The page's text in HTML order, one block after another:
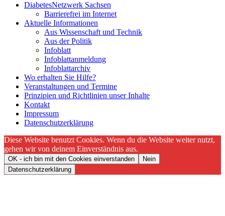
DiabetesNetzwerk Sachsen
Barrierefrei im Internet
Aktuelle Informationen
Aus Wissenschaft und Technik
Aus der Politik
Infoblatt
Infoblattanmeldung
Infoblattarchiv
Wo erhalten Sie Hilfe?
Veranstaltungen und Termine
Prinzipien und Richtlinien unser Inhalte
Kontakt
Impressum
Datenschutzerklärung
Diese Website benutzt Cookies. Wenn du die Website weiter nutzt,
gehen wir von deinem Einverständnis aus.
OK - ich bin mit den Cookies einverstanden
Nein
Datenschutzerklärung